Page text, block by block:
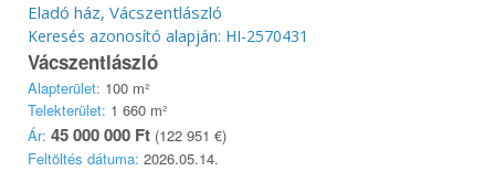
Eladó ház, Vácszentlászló
Keresés azonosító alapján: HI-2570431
Vácszentlászló
Alapterület: 100 m²
Telekterület: 1 660 m²
Ár: 45 000 000 Ft (122 951 €)
Feltöltés dátuma: 2026.05.14.